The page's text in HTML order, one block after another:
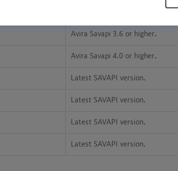
Avira Savapi 3.6 or higher.
Avira Savapi 4.0 or higher.
Latest SAVAPI version.
Latest SAVAPI version.
Latest SAVAPI version.
Latest SAVAPI version.